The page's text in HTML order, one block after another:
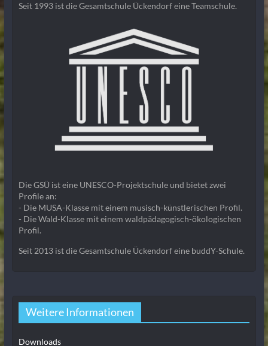
Seit 1993 ist die Gesamtschule Ückendorf eine Teamschule.
Die GSÜ ist eine UNESCO-Projektschule und bietet zwei
Profile an:
- Die MUSA-Klasse mit einem musisch-künstlerischen Profil.
- Die Wald-Klasse mit einem waldpädagogisch-ökologischen
Profil.
Seit 2013 ist die Gesamtschule Ückendorf eine buddY-Schule.
Weitere Informationen
Downloads